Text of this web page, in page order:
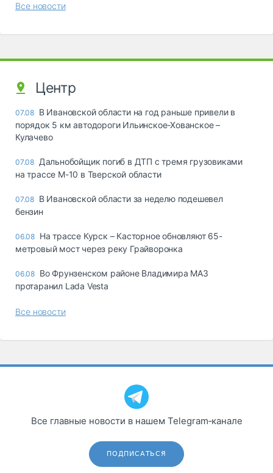
Все новости
Центр
07.08 В Ивановской области на год раньше привели в
порядок 5 км автодороги Ильинское-Хованское –
Кулачево
07.08 Дальнобойщик погиб в ДТП с тремя грузовиками
на трассе М-10 в Тверской области
07.08 В Ивановской области за неделю подешевел
бензин
06.08 На трассе Курск – Касторное обновляют 65-
метровый мост через реку Грайворонка
06.08 Во Фрунзенском районе Владимира МАЗ
протаранил Lada Vesta
Все новости
Все главные новости в нашем Telegram‑канале
ПОДПИСАТЬСЯ